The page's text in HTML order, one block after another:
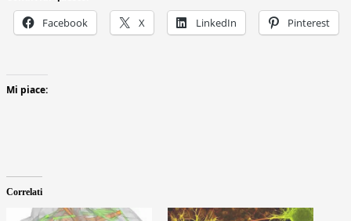
Facebook X LinkedIn Pinterest
Mi piace:
Correlati